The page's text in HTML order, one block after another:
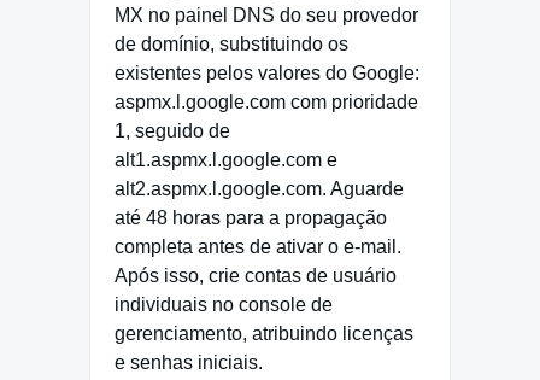
MX no painel DNS do seu provedor
de domínio, substituindo os
existentes pelos valores do Google:
aspmx.l.google.com com prioridade
1, seguido de
alt1.aspmx.l.google.com e
alt2.aspmx.l.google.com. Aguarde
até 48 horas para a propagação
completa antes de ativar o e-mail.
Após isso, crie contas de usuário
individuais no console de
gerenciamento, atribuindo licenças
e senhas iniciais.